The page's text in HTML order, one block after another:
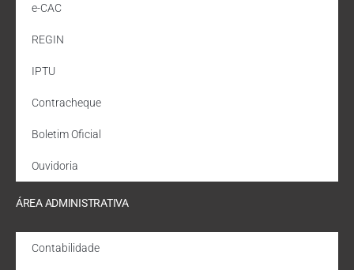
e-CAC
REGIN
IPTU
Contracheque
Boletim Oficial
Ouvidoria
ÁREA ADMINISTRATIVA
Contabilidade